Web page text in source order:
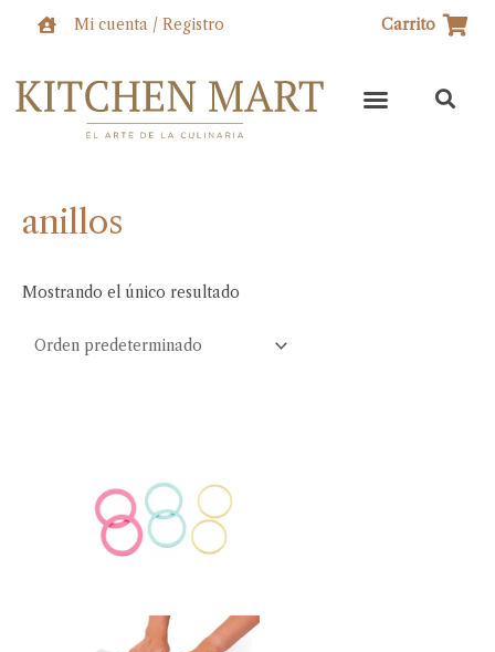
Mi cuenta / Registro Carrito
anillos
Mostrando el único resultado